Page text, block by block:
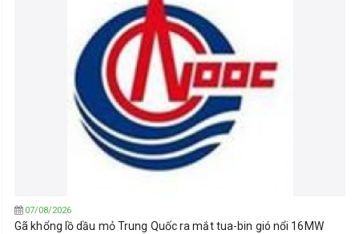
07/08/2026
Gã khổng lồ dầu mỏ Trung Quốc ra mắt tua-bin gió nổi 16MW